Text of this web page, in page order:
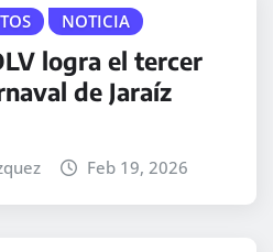
NOTICIA
logra el tercer
de Jaraíz
Feb 19, 2026